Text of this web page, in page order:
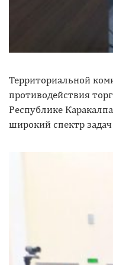
Территориальной
противодействия
Республике
широкий спектр